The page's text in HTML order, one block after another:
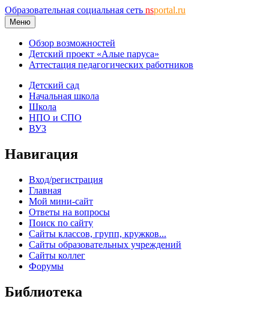
Образовательная социальная сеть nsportal.ru
Меню
Обзор возможностей
Детский проект «Алые паруса»
Аттестация педагогических работников
Детский сад
Начальная школа
Школа
НПО и СПО
ВУЗ
Навигация
Вход/регистрация
Главная
Мой мини-сайт
Ответы на вопросы
Поиск по сайту
Сайты классов, групп, кружков...
Сайты образовательных учреждений
Сайты коллег
Форумы
Библиотека